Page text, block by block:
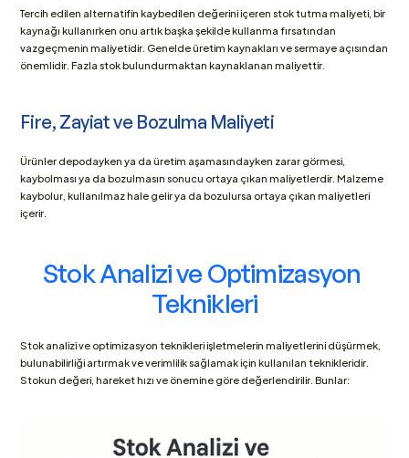
Tercih edilen alternatifin kaybedilen değerini içeren stok tutma maliyeti, bir
kaynağı kullanırken onu artık başka şekilde kullanma fırsatından
vazgeçmenin maliyetidir. Genelde üretim kaynakları ve sermaye açısından
önemlidir. Fazla stok bulundurmaktan kaynaklanan maliyettir.
Fire, Zayiat ve Bozulma Maliyeti
Ürünler depodayken ya da üretim aşamasındayken zarar görmesi,
kaybolması ya da bozulmasın sonucu ortaya çıkan maliyetlerdir. Malzeme
kaybolur, kullanılmaz hale gelir ya da bozulursa ortaya çıkan maliyetleri
içerir.
Stok Analizi ve Optimizasyon
Teknikleri
Stok analizi ve optimizasyon teknikleri işletmelerin maliyetlerini düşürmek,
bulunabilirliği artırmak ve verimlilik sağlamak için kullanılan teknikleridir.
Stokun değeri, hareket hızı ve önemine göre değerlendirilir. Bunlar: